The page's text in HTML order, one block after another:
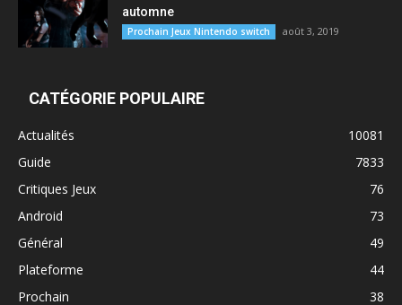
automne
Prochain Jeux Nintendo switch août 3, 2019
CATÉGORIE POPULAIRE
Actualités
10081
Guide
7833
Critiques Jeux
76
Android
73
Général
49
Plateforme
44
Prochain
38